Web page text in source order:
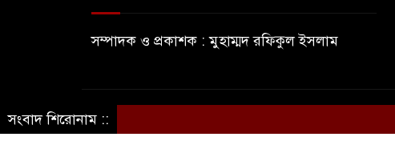
সম্পাদক ও প্রকাশক : মুহাম্মদ রফিকুল ইসলাম
© সর্বস্বত্ব সংরক্ষিত © নিউজ ভিশন বিডি
সংবাদ শিরোনাম ::